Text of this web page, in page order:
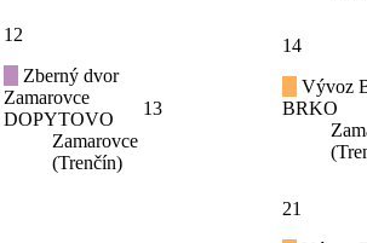
12
Zberný dvor
Zamarovce
DOPYTOVO
Zamarovce
(Trenčín)
13
14
Vývoz
BRKO
21